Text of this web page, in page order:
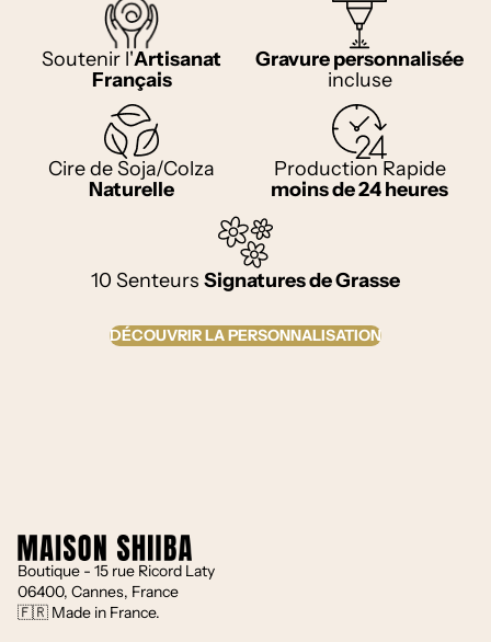
Soutenir l'Artisanat
Français
Gravure personnalisée
incluse
Cire de Soja/Colza
Naturelle
Production Rapide
moins de 24 heures
10 Senteurs Signatures de Grasse
DÉCOUVRIR LA PERSONNALISATION
Boutique - 15 rue Ricord Laty
06400, Cannes, France
🇫🇷 Made in France.